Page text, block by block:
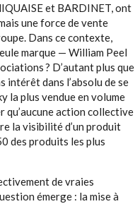
et BARDINET, ont
une force de vente
Dans ce contexte,
marque — William Peel
? D’autant plus que
intérêt dans l’absolu de se
la plus vendue en volume
qu’aucune action collective
la visibilité d’un produit
des produits les plus
de vraies
émerge : la mise à